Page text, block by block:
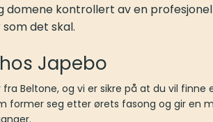
domene kontrollert av en
det skal.
Japebo
Beltone, og vi er sikre på at du vil finne
former seg etter ørets fasong og gir en